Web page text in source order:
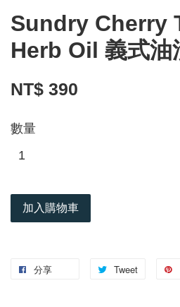
Sundry Cherry
Herb Oil 義式油
NT$ 390
數量
加入購物車
分享 Tweet